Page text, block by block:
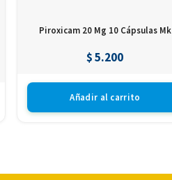
Piroxicam 20 Mg 10 Cápsulas Mk
$5.200
Añadir al carrito